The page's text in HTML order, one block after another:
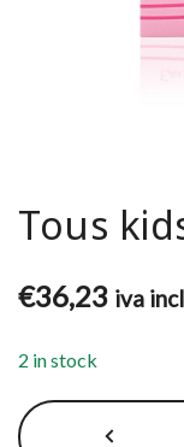
Tous
€36,23 iva
2 in stock